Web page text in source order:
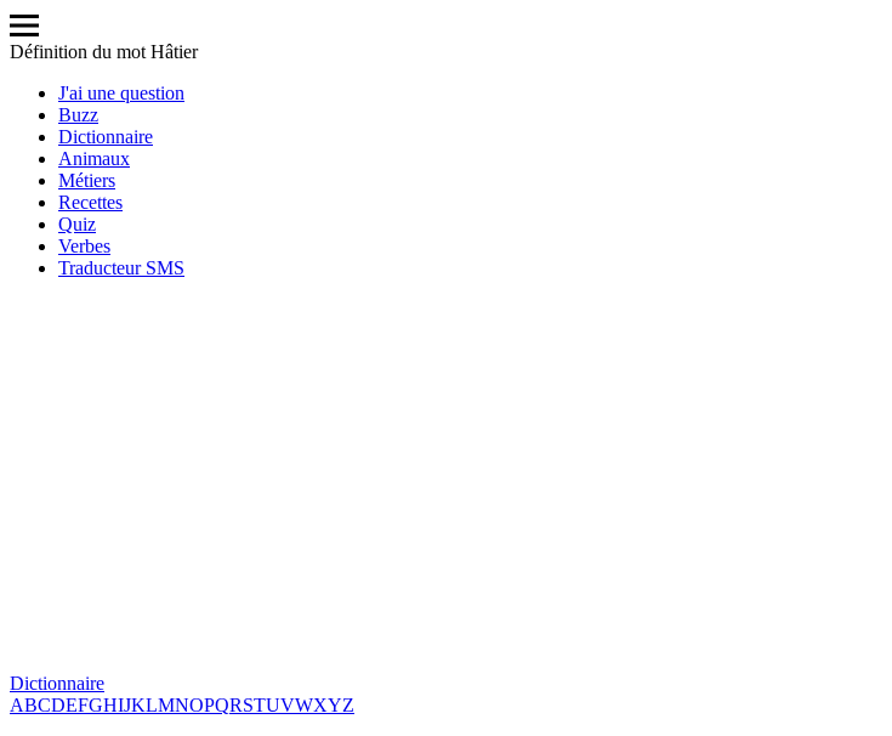
Définition du mot Hâtier
J'ai une question
Buzz
Dictionnaire
Animaux
Métiers
Recettes
Quiz
Verbes
Traducteur SMS
Dictionnaire
ABCDEFGHIJKLMNOPQRSTUVWXYZ